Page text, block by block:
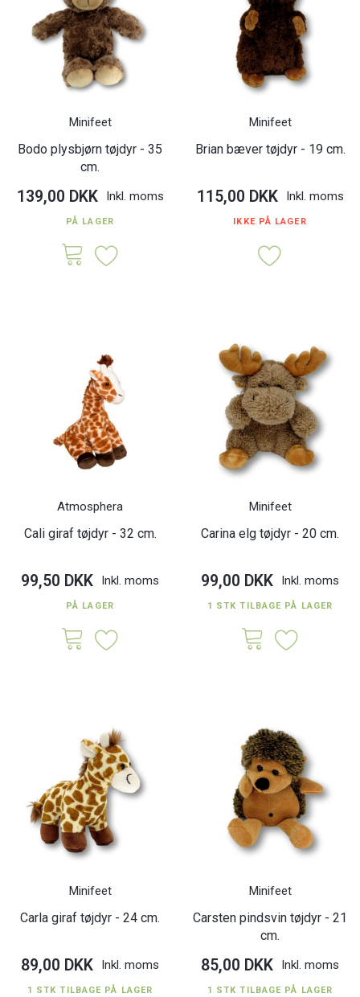
Minifeet
Bodo plysbjørn tøjdyr - 35
cm.
139,00 DKK Inkl. moms
PÅ LAGER
Minifeet
Brian bæver tøjdyr - 19 cm.
115,00 DKK Inkl. moms
IKKE PÅ LAGER
Atmosphera
Cali giraf tøjdyr - 32 cm.
99,50 DKK Inkl. moms
PÅ LAGER
Minifeet
Carina elg tøjdyr - 20 cm.
99,00 DKK Inkl. moms
1 STK TILBAGE PÅ LAGER
Minifeet
Carla giraf tøjdyr - 24 cm.
89,00 DKK Inkl. moms
1 STK TILBAGE PÅ LAGER
Minifeet
Carsten pindsvin tøjdyr - 21
cm.
85,00 DKK Inkl. moms
1 STK TILBAGE PÅ LAGER